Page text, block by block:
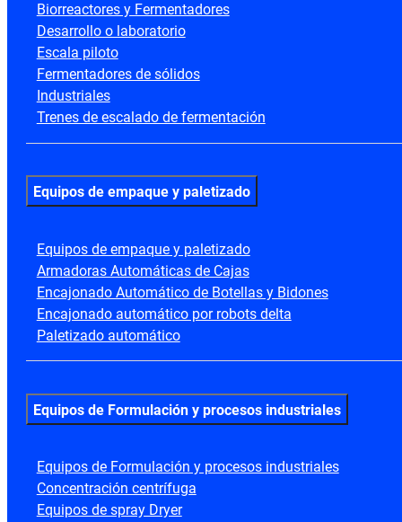
Biorreactores y Fermentadores
Desarrollo o laboratorio
Escala piloto
Fermentadores de sólidos
Industriales
Trenes de escalado de fermentación
Equipos de empaque y paletizado
Equipos de empaque y paletizado
Armadoras Automáticas de Cajas
Encajonado Automático de Botellas y Bidones
Encajonado automático por robots delta
Paletizado automático
Equipos de Formulación y procesos industriales
Equipos de Formulación y procesos industriales
Concentración centrífuga
Equipos de spray Dryer